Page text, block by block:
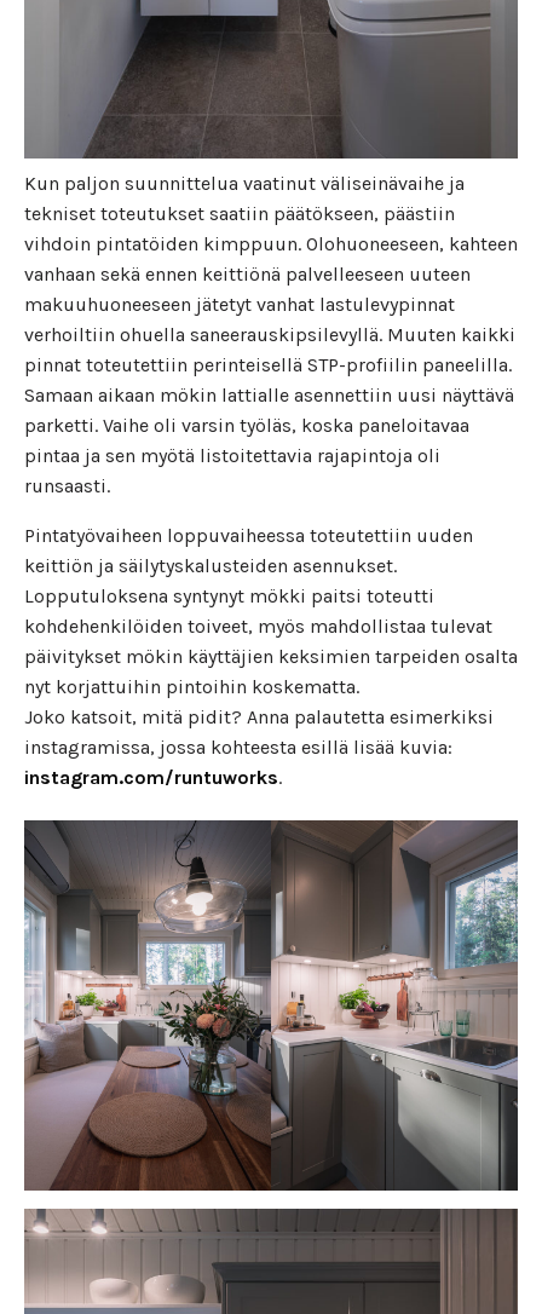
Kun paljon suunnittelua vaatinut väliseinävaihe ja
tekniset toteutukset saatiin päätökseen, päästiin
vihdoin pintatöiden kimppuun. Olohuoneeseen, kahteen
vanhaan sekä ennen keittiönä palvelleeseen uuteen
makuuhuoneeseen jätetyt vanhat lastulevypinnat
verhoiltiin ohuella saneerauskipsilevyllä. Muuten kaikki
pinnat toteutettiin perinteisellä STP-profiilin paneelilla.
Samaan aikaan mökin lattialle asennettiin uusi näyttävä
parketti. Vaihe oli varsin työläs, koska paneloitavaa
pintaa ja sen myötä listoitettavia rajapintoja oli
runsaasti.
Pintatyövaiheen loppuvaiheessa toteutettiin uuden
keittiön ja säilytyskalusteiden asennukset.
Lopputuloksena syntynyt mökki paitsi toteutti
kohdehenkilöiden toiveet, myös mahdollistaa tulevat
päivitykset mökin käyttäjien keksimien tarpeiden osalta
nyt korjattuihin pintoihin koskematta.
Joko katsoit, mitä pidit? Anna palautetta esimerkiksi
instagramissa, jossa kohteesta esillä lisää kuvia:
instagram.com/runtuworks.